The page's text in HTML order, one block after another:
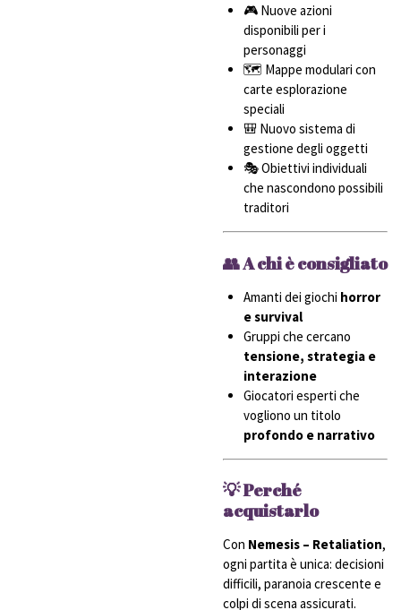
🎮 Nuove azioni
disponibili per i
personaggi
🗺️ Mappe modulari con
carte esplorazione
speciali
🎒 Nuovo sistema di
gestione degli oggetti
🎭 Obiettivi individuali
che nascondono possibili
traditori
👥 A chi è consigliato
Amanti dei giochi horror
e survival
Gruppi che cercano
tensione, strategia e
interazione
Giocatori esperti che
vogliono un titolo
profondo e narrativo
💡 Perché
acquistarlo
Con Nemesis – Retaliation,
ogni partita è unica: decisioni
difficili, paranoia crescente e
colpi di scena assicurati.